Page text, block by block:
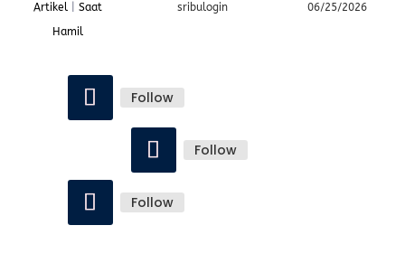
Artikel| Saat
Hamil
sribulogin 06/25/2026
Follow
Follow
Follow